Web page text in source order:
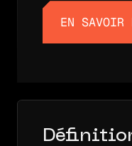
EN SAVOIR